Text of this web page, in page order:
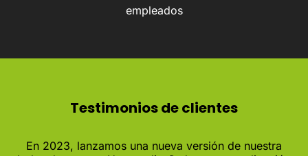
empleados
Testimonios de clientes
En 2023, lanzamos una nueva versión de nuestra